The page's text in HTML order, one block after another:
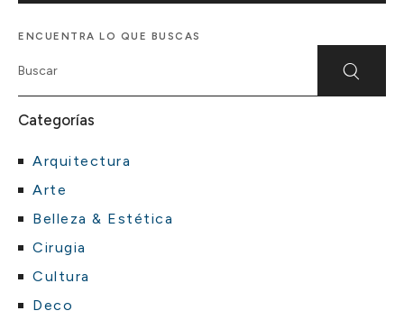
ENCUENTRA LO QUE BUSCAS
Categorías
Arquitectura
Arte
Belleza & Estética
Cirugia
Cultura
Deco